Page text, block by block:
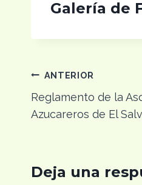
Galería de
Navegación
de
ANTERIOR
Reglamento de la
Azucareros de El
Deja una